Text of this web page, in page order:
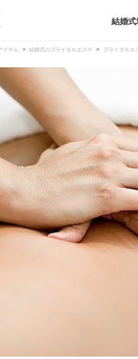
結婚
Dress
ウエディングドレス
ウエディングドレス （メーカ
カラードレス
（メーカー直送
和装
メンズ
イテム 結婚式のブライダルエステ ブライダルエ